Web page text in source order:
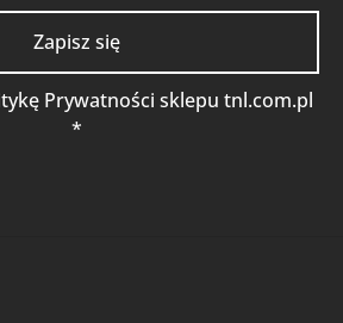
Prywatności sklepu tnl.com.pl
*